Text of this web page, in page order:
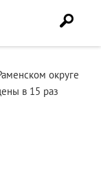
округе
в 15 раз